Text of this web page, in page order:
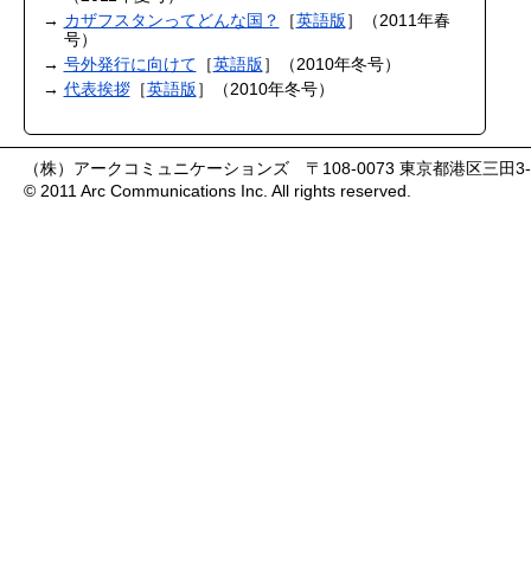
カザフスタンってどんな国？
［英語版］（2011年春
号）
号外発行に向けて ［英語版］（2010年冬号）
代表挨拶［英語版］（2010年冬号）
（株）アークコミュニケーションズ 〒108-0073 東京都港区三
© 2011 Arc Communications Inc. All rights reserved.